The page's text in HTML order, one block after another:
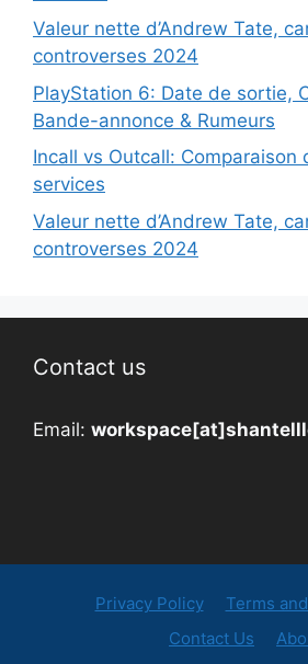
Valeur nette d’Andrew Tate,
controverses 2024
PlayStation 6: Date de sortie,
Bande-annonce & Rumeurs
Incall vs Outcall: Comparaison
services
Valeur nette d’Andrew Tate,
controverses 2024
Contact us
Email:
Privacy Policy
Terms
Contact Us